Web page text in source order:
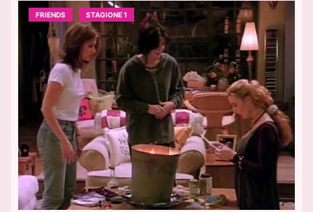
FRIENDS STAGIONE 1